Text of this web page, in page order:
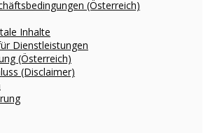
(Österreich)
Inhalte
Dienstleistungen
(Österreich)
(Disclaimer)